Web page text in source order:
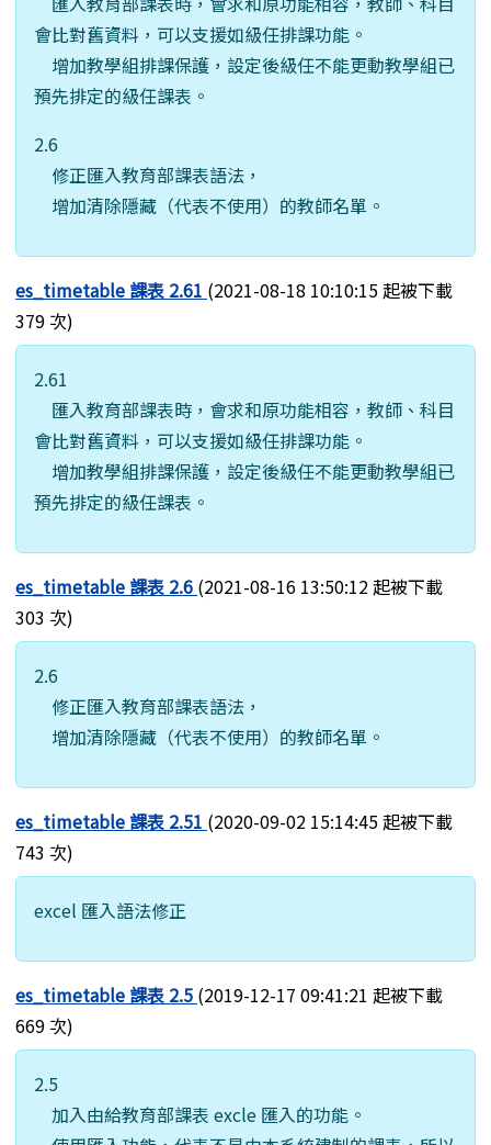
會比對舊資料，可以支援如級任排課功能。
增加教學組排課保護，設定後級任不能更動教學組已
預先排定的級任課表。
2.6
修正匯入教育部課表語法，
增加清除隱藏（代表不使用）的教師名單。
es_timetable 課表 2.61 (2021-08-18 10:10:15 起被下載
379 次)
2.61
匯入教育部課表時，會求和原功能相容，教師、科目
會比對舊資料，可以支援如級任排課功能。
增加教學組排課保護，設定後級任不能更動教學組已
預先排定的級任課表。
es_timetable 課表 2.6 (2021-08-16 13:50:12 起被下載
303 次)
2.6
修正匯入教育部課表語法，
增加清除隱藏（代表不使用）的教師名單。
es_timetable 課表 2.51 (2020-09-02 15:14:45 起被下載
743 次)
excel 匯入語法修正
es_timetable 課表 2.5 (2019-12-17 09:41:21 起被下載
669 次)
2.5
加入由給教育部課表 excle 匯入的功能。